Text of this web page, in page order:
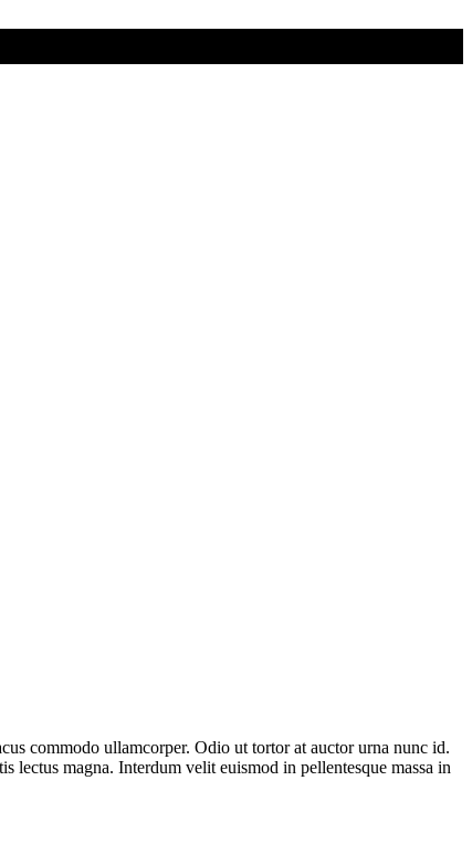
commodo ullamcorper. Odio ut tortor at auctor urna nunc id.
magna. Interdum velit euismod in pellentesque massa in